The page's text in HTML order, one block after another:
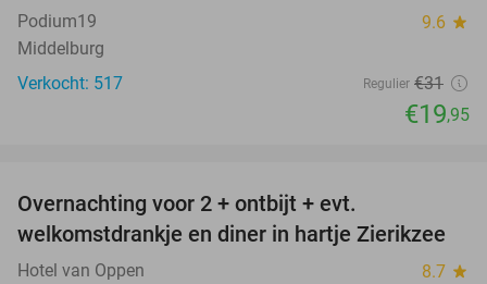
Podium19 9.6 star
Middelburg
Verkocht: 517
Regulier €31
€19,95
Overnachting voor 2 + ontbijt + evt.
welkomstdrankje en diner in hartje Zierikzee
Hotel van Oppen 8.7 star